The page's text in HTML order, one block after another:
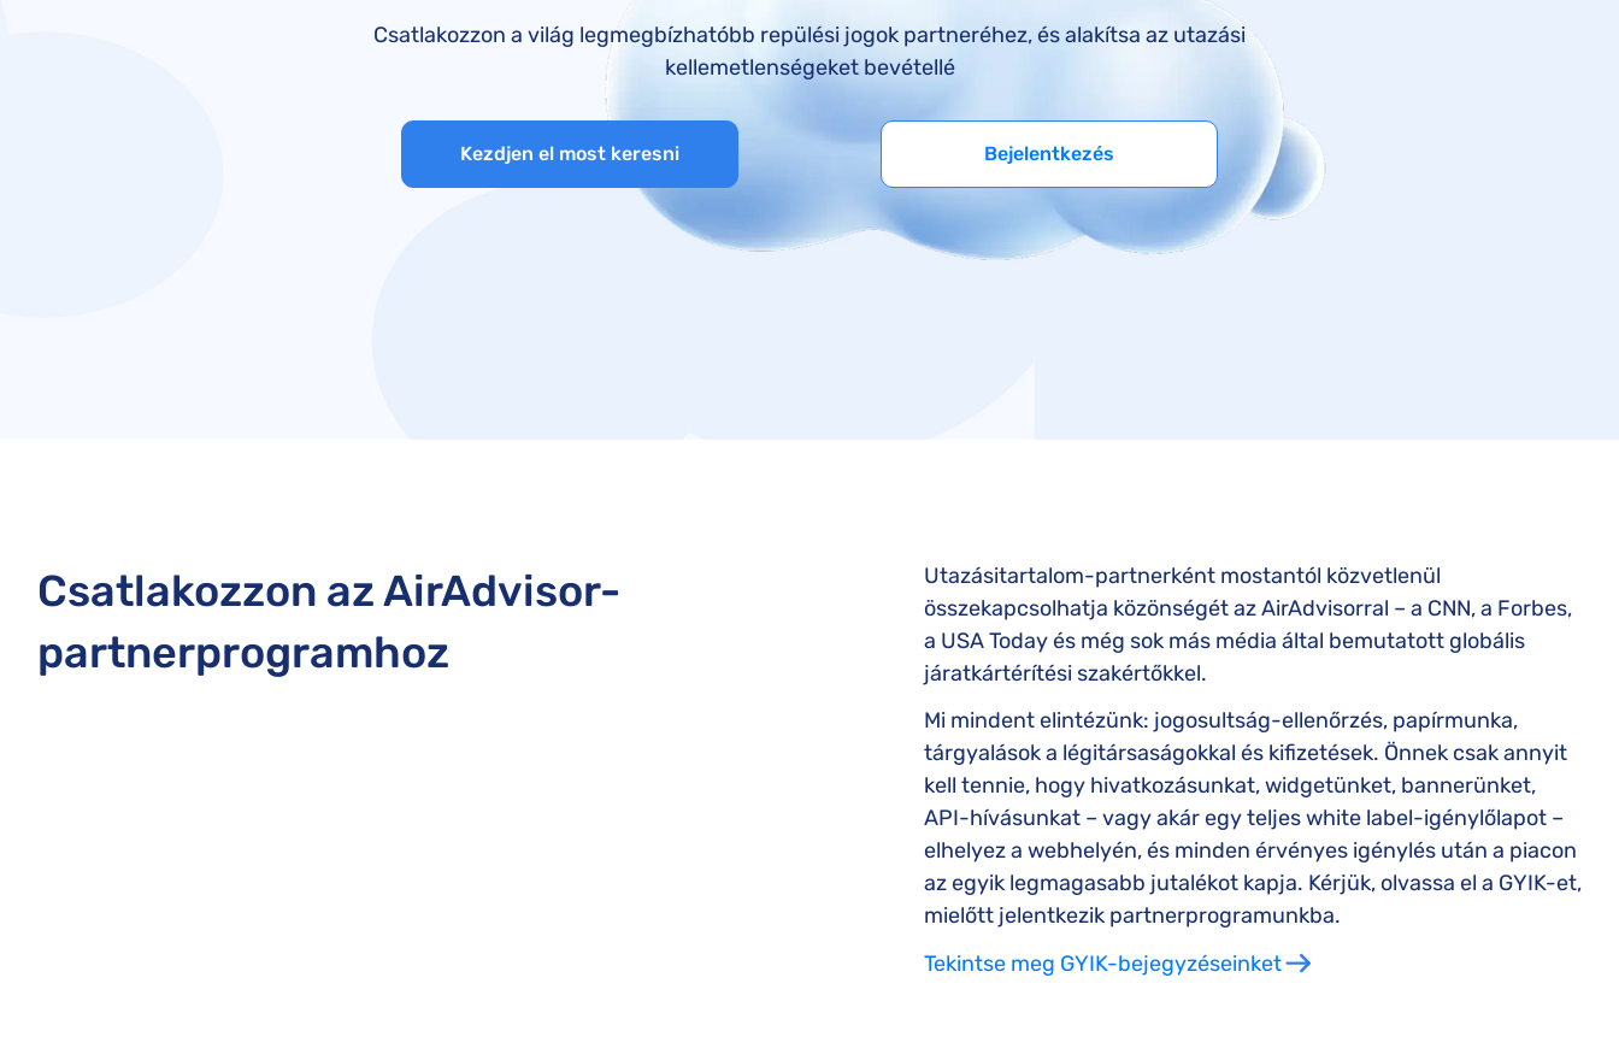
Smartwings kártérítés
Csatlakozzon a világ legmegbízhatóbb repülési jogok partneréhez, és alakítsa az utazási
kellemetlenségeket bevétellé
Kezdjen el most keresni Bejelentkezés
Csatlakozzon az AirAdvisor-
partnerprogramhoz
Utazásitartalom-partnerként mostantól közvetlenül
összekapcsolhatja közönségét az AirAdvisorral – a CNN, a Forbes,
a USA Today és még sok más média által bemutatott globális
járatkártérítési szakértőkkel.
Mi mindent elintézünk: jogosultság-ellenőrzés, papírmunka,
tárgyalások a légitársaságokkal és kifizetések. Önnek csak annyit
kell tennie, hogy hivatkozásunkat, widgetünket, bannerünket,
API-hívásunkat – vagy akár egy teljes white label-igénylőlapot –
elhelyez a webhelyén, és minden érvényes igénylés után a piacon
az egyik legmagasabb jutalékot kapja. Kérjük, olvassa el a GYIK-et,
mielőtt jelentkezik partnerprogramunkba.
Tekintse meg GYIK-bejegyzéseinket